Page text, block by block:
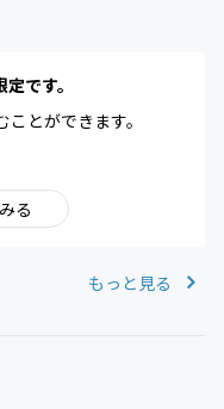
です。
とができます。
る
もっと見る